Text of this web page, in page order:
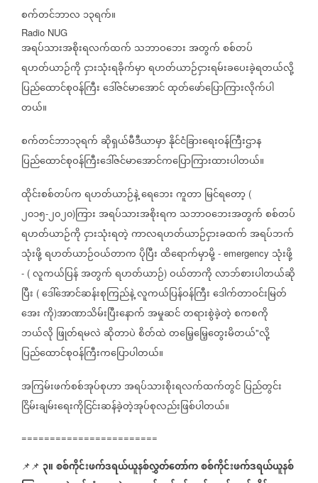
စက်တင်ဘာလ ၁၃ရက်။
Radio NUG
အရပ်သားအစိုးရလက်ထက် သဘာဝဘေးအတွက်စစ်တပ်
ရဟတ်ယာဉ်ကိုငှားသုံးရခိုက်မှာရဟတ်ယာဉ်ငှားရမ်းခပေးခဲ့ရတယ်လို့
ပြည်ထောင်စုဝန်ကြီးဒေါ်ဇင်မာအောင်ထုတ်ဖော်ပြောကြားလိုက်ပါ
တယ်။
စက်တင်ဘာ၁၃ရက်ဆိုရှယ်မီဒီယာမှာနိုင်ငံခြားရေးဝန်ကြီးဌာန
ပြည်ထောင်စုဝန်ကြီးဒေါ်ဇင်မာအောင်ကပြောကြားထားပါတယ်။
ထိုင်းစစ်တပ်ကရဟတ်ယာဉ်နဲ့ရေဘေးကူတာမြင်ရတော့ (
၂၀၁၅-၂၀၂၀)ကြားအရပ်သားအစိုးရက သဘာဝဘေးအတွက်စစ်တပ်
ရဟတ်ယာဉ်ကိုငှားသုံးရတဲ့ကာလရဟတ်ယာဉ်ငှားခထက်အရပ်ဘက်
သုံးဖို့ရဟတ်ယာဉ်ဝယ်တာကပိုပြီးထိရောက်မှာမို့ - emergency သုံးဖို့
- ( လူကယ်ပြန်အတွက်ရဟတ်ယာဉ်) ဝယ်တာကိုလာဘ်စားပါတယ်ဆို
ပြီး ( ဒေါ်အောင်ဆန်းစုကြည်နဲ့လူကယ်ပြန်ဝန်ကြီးဒေါက်တာဝင်းမြတ်
အေးကို)အာဏာသိမ်းပြီးနောက်အမှုဆင်တရားစွဲခဲ့တဲ့စကစကို
ဘယ်လို ဖြုတ်ရမလဲဆိုတာပဲစိတ်ထဲတမြေ့မြေ့တွေးမိတယ်"လို့
ပြည်ထောင်စုဝန်ကြီးကပြောပါတယ်။
အကြမ်းဖက်စစ်အုပ်စုဟာအရပ်သားစိုးရလက်ထက်တွင်ပြည်တွင်း
ငြိမ်းချမ်းရေးကိုငြင်းဆန်ခဲ့တဲ့အုပ်စုလည်းဖြစ်ပါတယ်။
========================
📌📌 ၃။စစ်ကိုင်းဖက်ဒရယ်ယူနစ်လွှတ်တော်ကစစ်ကိုင်းဖက်ဒရယ်ယူနစ်